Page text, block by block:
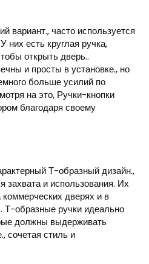
вариант., часто используется
есть круглая ручка,
открыть дверь..
и просты в установке., но
больше усилий по
на это, Ручки-кнопки
благодаря своему
Т-образный дизайн.,
и использования. Их
дверях и в
образные ручки идеально
должны выдерживать
сочетая стиль и